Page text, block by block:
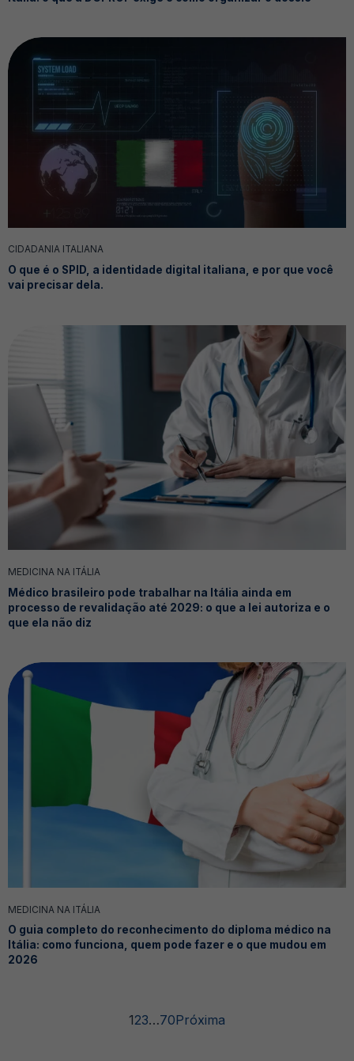
CIDADANIA ITALIANA
O que é o SPID, a identidade digital italiana, e por que você
vai precisar dela.
MEDICINA NA ITÁLIA
Médico brasileiro pode trabalhar na Itália ainda em
processo de revalidação até 2029: o que a lei autoriza e o
que ela não diz
MEDICINA NA ITÁLIA
O guia completo do reconhecimento do diploma médico na
Itália: como funciona, quem pode fazer e o que mudou em
2026
123…70Próxima